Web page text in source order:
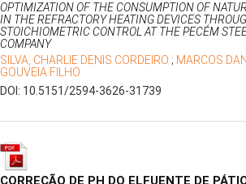
OPTIMIZATION OF THE CONSUMPTION OF
IN THE REFRACTORY HEATING DEVICES
STOICHIOMETRIC CONTROL AT THE PECÉM
COMPANY
SILVA, CHARLIE DENIS CORDEIRO ; MARCOS
GOUVEIA FILHO
DOI: 10.5151/2594-3626-31739
CORREÇÃO DE PH DO ELFUENTE DE